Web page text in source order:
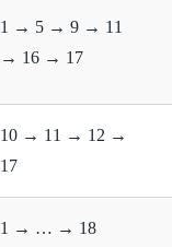
1 → 5 → 9 → 11
→ 16 → 17
10 → 11 → 12 →
17
1 → … → 18